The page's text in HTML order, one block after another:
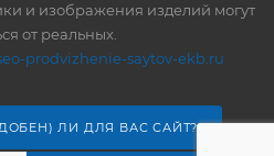
и изображения изделий могут
от реальных.
prodvizhenie-saytov-ekb.ru
ЛИ ДЛЯ ВАС САЙТ?